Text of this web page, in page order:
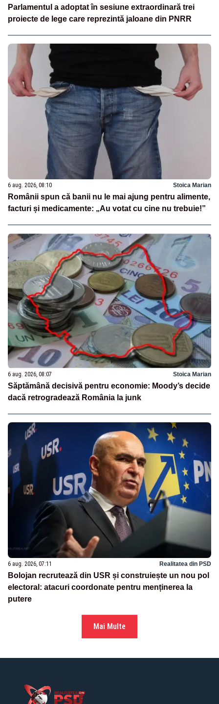
Parlamentul a adoptat în sesiune extraordinară trei
proiecte de lege care reprezintă jaloane din PNRR
6 aug. 2026, 08:10 Stoica Marian
Românii spun că banii nu le mai ajung pentru alimente,
facturi și medicamente: „Au votat cu cine nu trebuie!”
6 aug. 2026, 08:07 Stoica Marian
Săptămână decisivă pentru economie: Moody’s decide
dacă retrogradează România la junk
6 aug. 2026, 07:11 Realitatea din PSD
Bolojan recrutează din USR și construiește un nou pol
electoral: atacuri coordonate pentru menținerea la
putere
Mai Multe